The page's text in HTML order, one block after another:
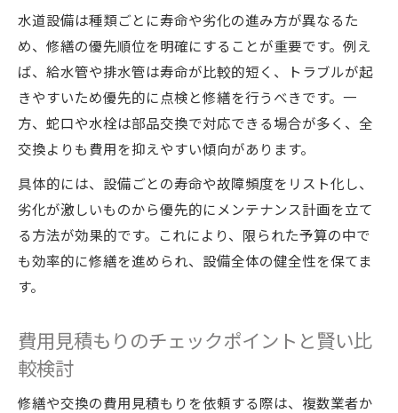
水道設備は種類ごとに寿命や劣化の進み方が異なるた
め、修繕の優先順位を明確にすることが重要です。例え
ば、給水管や排水管は寿命が比較的短く、トラブルが起
きやすいため優先的に点検と修繕を行うべきです。一
方、蛇口や水栓は部品交換で対応できる場合が多く、全
交換よりも費用を抑えやすい傾向があります。
具体的には、設備ごとの寿命や故障頻度をリスト化し、
劣化が激しいものから優先的にメンテナンス計画を立て
る方法が効果的です。これにより、限られた予算の中で
も効率的に修繕を進められ、設備全体の健全性を保てま
す。
費用見積もりのチェックポイントと賢い比
較検討
修繕や交換の費用見積もりを依頼する際は、複数業者か